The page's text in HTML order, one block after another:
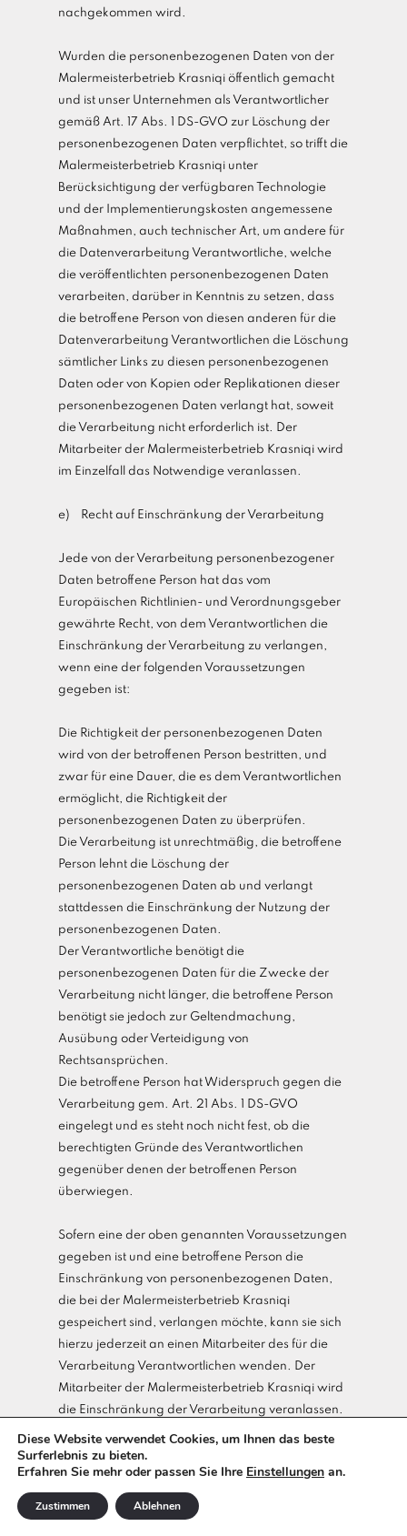
nachgekommen wird.
Wurden die personenbezogenen Daten von der
Malermeisterbetrieb Krasniqi öffentlich gemacht
und ist unser Unternehmen als Verantwortlicher
gemäß Art. 17 Abs. 1 DS-GVO zur Löschung der
personenbezogenen Daten verpflichtet, so trifft die
Malermeisterbetrieb Krasniqi unter
Berücksichtigung der verfügbaren Technologie
und der Implementierungskosten angemessene
Maßnahmen, auch technischer Art, um andere für
die Datenverarbeitung Verantwortliche, welche
die veröffentlichten personenbezogenen Daten
verarbeiten, darüber in Kenntnis zu setzen, dass
die betroffene Person von diesen anderen für die
Datenverarbeitung Verantwortlichen die Löschung
sämtlicher Links zu diesen personenbezogenen
Daten oder von Kopien oder Replikationen dieser
personenbezogenen Daten verlangt hat, soweit
die Verarbeitung nicht erforderlich ist. Der
Mitarbeiter der Malermeisterbetrieb Krasniqi wird
im Einzelfall das Notwendige veranlassen.
e) Recht auf Einschränkung der Verarbeitung
Jede von der Verarbeitung personenbezogener
Daten betroffene Person hat das vom
Europäischen Richtlinien- und Verordnungsgeber
gewährte Recht, von dem Verantwortlichen die
Einschränkung der Verarbeitung zu verlangen,
wenn eine der folgenden Voraussetzungen
gegeben ist:
Die Richtigkeit der personenbezogenen Daten
wird von der betroffenen Person bestritten, und
zwar für eine Dauer, die es dem Verantwortlichen
ermöglicht, die Richtigkeit der
personenbezogenen Daten zu überprüfen.
Die Verarbeitung ist unrechtmäßig, die betroffene
Person lehnt die Löschung der
personenbezogenen Daten ab und verlangt
stattdessen die Einschränkung der Nutzung der
personenbezogenen Daten.
Der Verantwortliche benötigt die
personenbezogenen Daten für die Zwecke der
Verarbeitung nicht länger, die betroffene Person
benötigt sie jedoch zur Geltendmachung,
Ausübung oder Verteidigung von
Rechtsansprüchen.
Die betroffene Person hat Widerspruch gegen die
Verarbeitung gem. Art. 21 Abs. 1 DS-GVO
eingelegt und es steht noch nicht fest, ob die
berechtigten Gründe des Verantwortlichen
gegenüber denen der betroffenen Person
überwiegen.
Sofern eine der oben genannten Voraussetzungen
gegeben ist und eine betroffene Person die
Einschränkung von personenbezogenen Daten,
die bei der Malermeisterbetrieb Krasniqi
gespeichert sind, verlangen möchte, kann sie sich
hierzu jederzeit an einen Mitarbeiter des für die
Verarbeitung Verantwortlichen wenden. Der
Mitarbeiter der Malermeisterbetrieb Krasniqi wird
die Einschränkung der Verarbeitung veranlassen.
f) Recht auf Datenübertragbarkeit
Jede von der Verarbeitung personenbezogener
Daten betroffene Person hat das vom
Diese Website verwendet Cookies, um Ihnen das beste
Surferlebnis zu bieten.
Erfahren Sie mehr oder passen Sie Ihre Einstellungen an.
Zustimmen Ablehnen